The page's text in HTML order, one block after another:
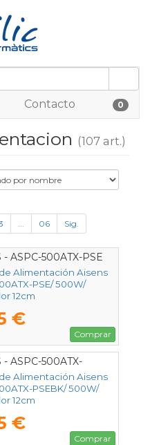
Contacto 0
(107 art.)
... 06 Sig.
- ASPC-500ATX-PSE
Alimentación Aisens
PSE/ 500W/
12cm
€
Comprar
- ASPC-500ATX-
Alimentación Aisens
PSEBK/ 500W/
12cm
€
Comprar